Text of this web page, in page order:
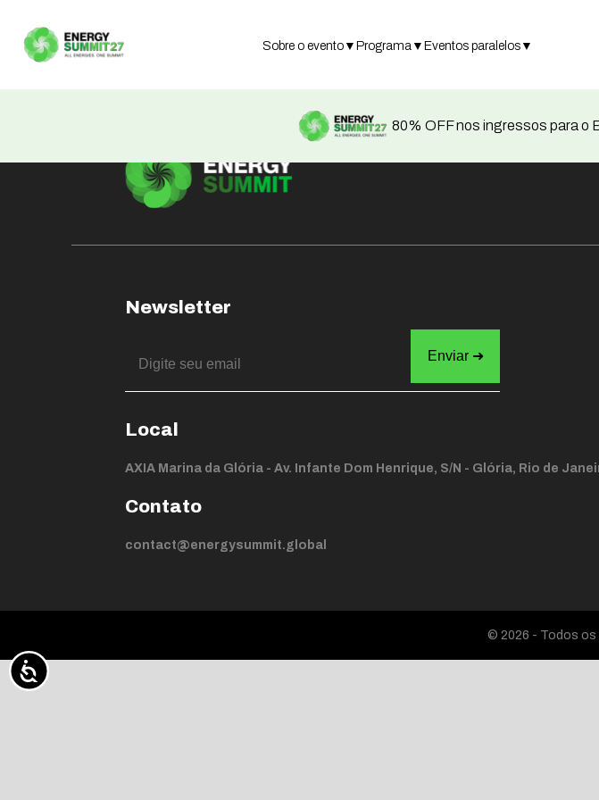
Sobre o evento ▼Programa ▼Eventos paralelos ▼
80% OFF nos ingressos para o
Not found
Newsletter
Local
AXIA Marina da Glória - Av. Infante Dom Henrique, S/N - Glória, Rio de
Contato
contact@energysummit.global
© 2026 - Todos os